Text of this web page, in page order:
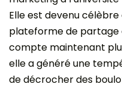
Elle est devenu
plateforme de partage
compte maintenant
elle a généré une
de décrocher des